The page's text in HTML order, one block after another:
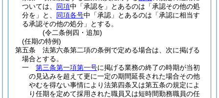
ついては、 同項中「承認を」とあるのは「承認その他の処
分を」と、 同項各号中「承認」とあるのは「承認に相当す
る承認その他の処分」とする。
(令二条例四・追加)
(任期の特例)
第五条
法第六条第二項の条例で定める場合は、次に掲げる
場合とする。
一
第三条第一項第一号に掲げる業務の終了の時期が当初
の見込みを超えて更に一定の期間延長された場合その他
やむを得ない事情により法第四条又は第五条の規定によ
り任期を定めて採用された職員又は短時間勤務職員の任